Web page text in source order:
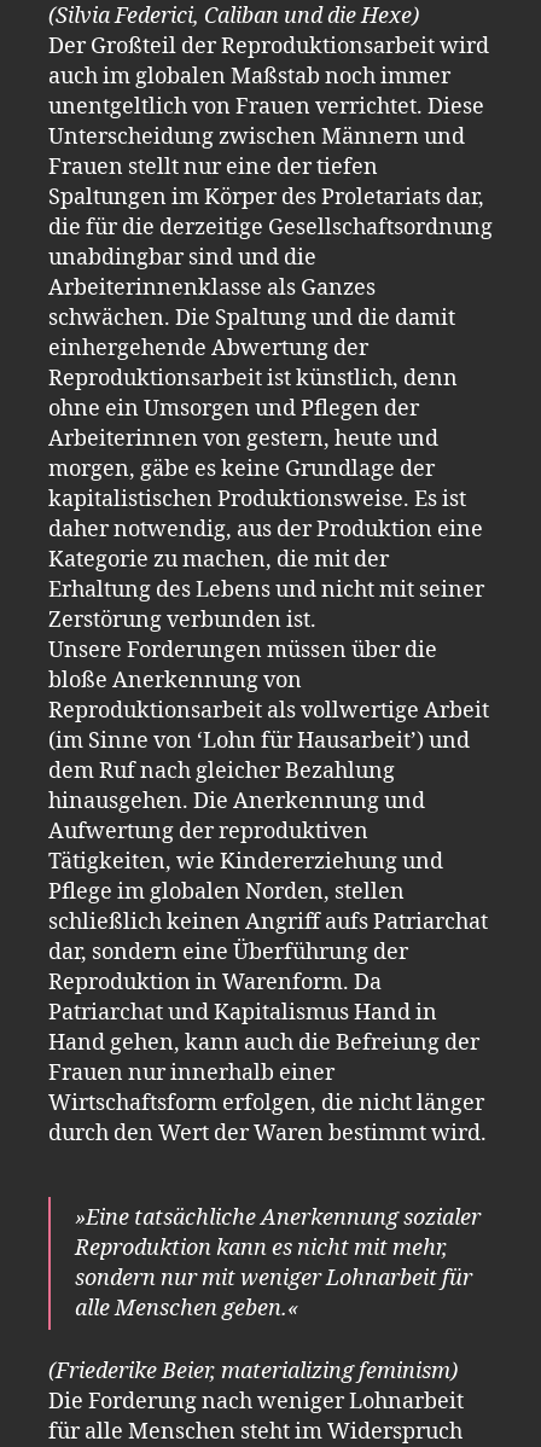
(Silvia Federici, Caliban und die Hexe)
Der Großteil der Reproduktionsarbeit wird
auch im globalen Maßstab noch immer
unentgeltlich von Frauen verrichtet. Diese
Unterscheidung zwischen Männern und
Frauen stellt nur eine der tiefen
Spaltungen im Körper des Proletariats dar,
die für die derzeitige Gesellschaftsordnung
unabdingbar sind und die
Arbeiterinnenklasse als Ganzes
schwächen. Die Spaltung und die damit
einhergehende Abwertung der
Reproduktionsarbeit ist künstlich, denn
ohne ein Umsorgen und Pflegen der
Arbeiterinnen von gestern, heute und
morgen, gäbe es keine Grundlage der
kapitalistischen Produktionsweise. Es ist
daher notwendig, aus der Produktion eine
Kategorie zu machen, die mit der
Erhaltung des Lebens und nicht mit seiner
Zerstörung verbunden ist.
Unsere Forderungen müssen über die
bloße Anerkennung von
Reproduktionsarbeit als vollwertige Arbeit
(im Sinne von ‘Lohn für Hausarbeit’) und
dem Ruf nach gleicher Bezahlung
hinausgehen. Die Anerkennung und
Aufwertung der reproduktiven
Tätigkeiten, wie Kindererziehung und
Pflege im globalen Norden, stellen
schließlich keinen Angriff aufs Patriarchat
dar, sondern eine Überführung der
Reproduktion in Warenform. Da
Patriarchat und Kapitalismus Hand in
Hand gehen, kann auch die Befreiung der
Frauen nur innerhalb einer
Wirtschaftsform erfolgen, die nicht länger
durch den Wert der Waren bestimmt wird.
»Eine tatsächliche Anerkennung sozialer
Reproduktion kann es nicht mit mehr,
sondern nur mit weniger Lohnarbeit für
alle Menschen geben.«
(Friederike Beier, materializing feminism)
Die Forderung nach weniger Lohnarbeit
für alle Menschen steht im Widerspruch